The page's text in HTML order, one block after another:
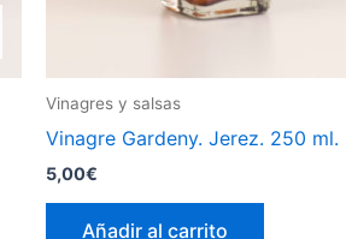
Vinagres y salsas
Vinagre Gardeny. Jerez. 250 ml.
5,00€
Añadir al carrito